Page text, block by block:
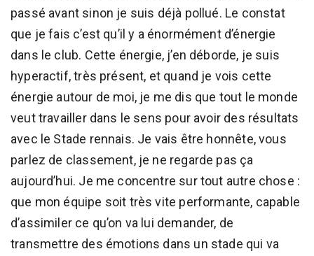
passé avant sinon je suis déjà pollué. Le constat
que je fais c’est qu’il y a énormément d’énergie
dans le club. Cette énergie, j’en déborde, je suis
hyperactif, très présent, et quand je vois cette
énergie autour de moi, je me dis que tout le monde
veut travailler dans le sens pour avoir des résultats
avec le Stade rennais. Je vais être honnête, vous
parlez de classement, je ne regarde pas ça
aujourd’hui. Je me concentre sur tout autre chose :
que mon équipe soit très vite performante, capable
d’assimiler ce qu’on va lui demander, de
transmettre des émotions dans un stade qui va